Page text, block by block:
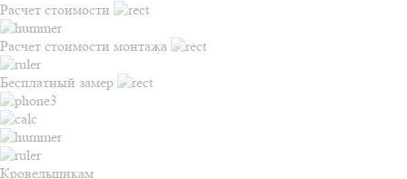
Расчет стоимости
Расчет стоимости монтажа
Бесплатный замер
Кровельщикам